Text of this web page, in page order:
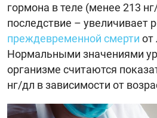
гормона в теле (менее 213
последствие – увеличивает
преждевременной смерти от
Нормальными значениями
организме считаются
нг/дл в зависимости от